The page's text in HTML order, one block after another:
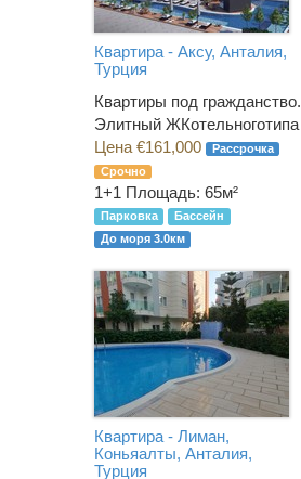
Квартира - Аксу, Анталия,
Турция
Квартиры под гражданство.
Элитный ЖКотельноготипа
Цена €161,000
Рассрочка
Срочно
1+1 Площадь: 65м²
Парковка
Бассейн
До моря 3.0км
Квартира - Лиман,
Коньяалты, Анталия,
Турция